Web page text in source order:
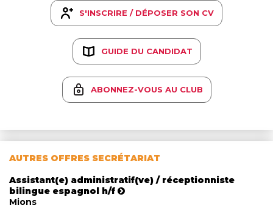
S'INSCRIRE / DÉPOSER SON CV
GUIDE DU CANDIDAT
ABONNEZ-VOUS AU CLUB
AUTRES OFFRES SECRÉTARIAT
Assistant(e) administratif(ve) / réceptionniste
bilingue espagnol h/f
Mions